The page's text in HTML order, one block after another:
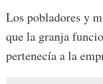
Los pobladores y
que la granja
pertenecía a la